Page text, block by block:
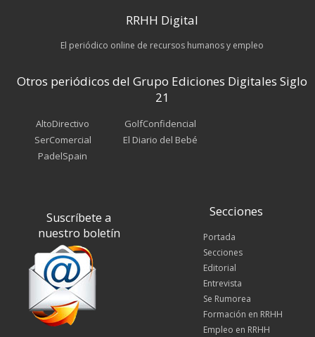
RRHH Digital
El periódico online de recursos humanos y empleo
Otros periódicos del Grupo Ediciones Digitales Siglo
21
AltoDirectivo
SerComercial
PadelSpain
GolfConfidencial
El Diario del Bebé
Suscríbete a
nuestro boletín
Secciones
Portada
Secciones
Editorial
Entrevista
Se Rumorea
Formación en RRHH
Empleo en RRHH